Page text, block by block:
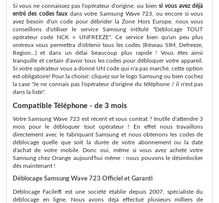
Si vous ne connaissez pas l'opérateur d'origine, ou bien si vous avez déjà
entré des codes faux dans votre Samsung Wave 723, ou encore si vous
avez besoin d'un code pour débrider la Zone Hors Europe, nous vous
conseillons d'utiliser le service Samsung intitulé "Déblocage TOUT
opérateur code NCK + UNFREEZE". Ce service bien qu'un peu plus
onéreux vous permettra d'obtenir tous les codes (Réseau SIM, Defreeze,
Region...) et dans un délai beaucoup plus rapide ! Vous êtes ainsi
tranquille et certain d'avoir tous les codes pour débloquer votre appareil.
Si votre opérateur vous a donné UN code qui n'a pas marché, cette option
est obligatoire! Pour la choisir: cliquez sur le logo Samsung ou bien cochez
la case "Je ne connais pas l'opérateur d'origine du téléphone / il n'est pas
dans la liste".
Compatible Téléphone - de 3 mois
Votre Samsung Wave 723 est récent et sous contrat ? Inutile d'attendre 3
mois pour le débloquer tout opérateur ! En effet nous travaillons
directement avec le fabriquant Samsung et nous obtenons les codes de
déblocage quelle que soit la durée de votre abonnement ou la date
d'achat de votre mobile. Donc oui, même si vous avez acheté votre
Samsung chez Orange aujourd'hui même : nous pouvons le désimlocker
dès maintenant !
Déblocage Samsung Wave 723 Officiel et Garanti
Déblocage Facile® est une société établie depuis 2007, spécialiste du
déblocage en ligne. Nous avons déjà effectué plusieurs milliers de